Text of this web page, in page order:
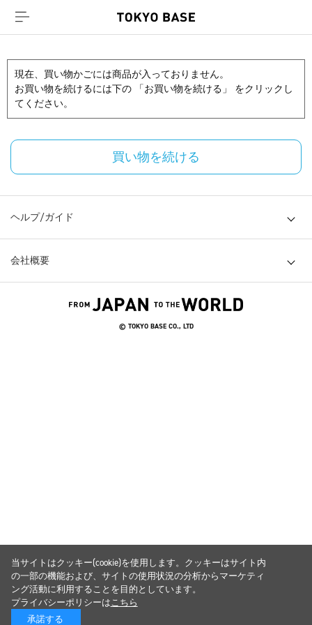
現在、買い物かごには商品が入っておりません。
お買い物を続けるには下の 「お買い物を続ける」 をクリックし
てください。
買い物を続ける
ヘルプ/ガイド
会社概要
© TOKYO BASE CO., LTD
当サイトはクッキー(cookie)を使用します。クッキーはサイト内
の一部の機能および、サイトの使用状況の分析からマーケティ
ング活動に利用することを目的としています。
プライバシーポリシーはこちら
承諾する